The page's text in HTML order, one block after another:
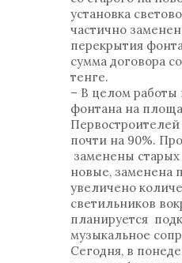
установка
частично
перекрытия
сумма договора
тенге.
– В целом работы
фонтана на
почти на 90%.
заменены старых
новые, заменена
увеличено
светильников
планируется
музыкальное
Сегодня, в